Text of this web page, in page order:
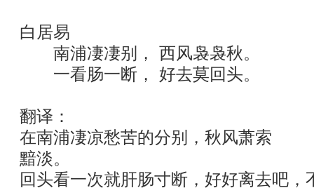
白居易
南浦凄凄别， 西风袅袅秋。
一看肠一断， 好去莫回头。
翻译：
在南浦凄凉愁苦的分别，秋风萧索
黯淡。
回头看一次就肝肠寸断，好好离去吧，